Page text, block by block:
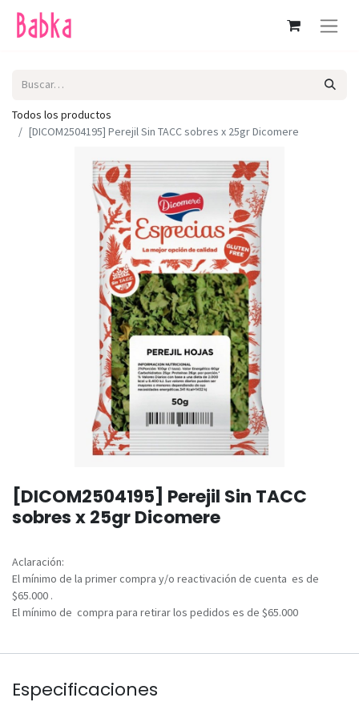
Todos los productos
[DICOM2504195] Perejil Sin TACC sobres x 25gr Dicomere
[DICOM2504195] Perejil Sin TACC
sobres x 25gr Dicomere
Aclaración:
El mínimo de la primer compra y/o reactivación de cuenta es de
$65.000 .
El mínimo de compra para retirar los pedidos es de $65.000
Especificaciones